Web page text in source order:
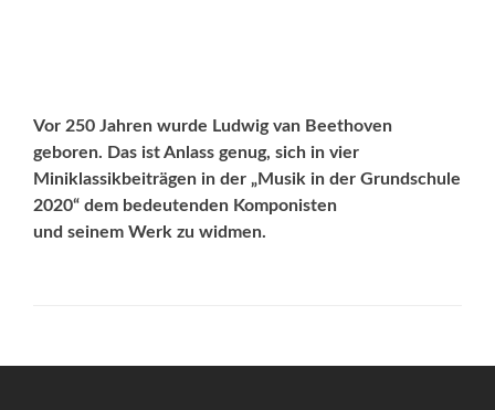
Vor 250 Jahren wurde Ludwig van Beethoven
geboren. Das ist Anlass genug, sich in vier
Miniklassikbeiträgen in der „Musik in der Grundschule
2020“ dem bedeutenden Komponisten
und seinem Werk zu widmen.